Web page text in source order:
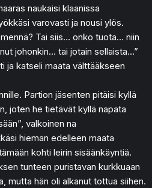
naukaisi klaanissa
varovasti ja nousi ylös.
Tai siis… onko tuota… niin
johonkin… tai jotain sellaista…”
ja katseli maata välttääkseen
Partion jäsenten pitäisi kyllä
joten he tietävät kyllä napata
valkoinen na
hieman edelleen maata
kohti leirin sisäänkäyntiä.
tunteen puristavan kurkkuaan
mutta hän oli alkanut tottua siihen.